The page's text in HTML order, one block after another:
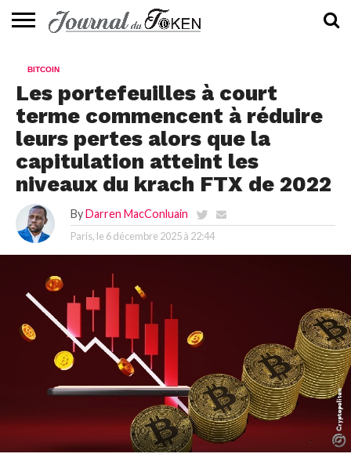
📰
EVALUATION
GUIDE
TENDANCES
À
CONTACTEZ-
BITCOIN
Les portefeuilles à court
terme commencent à réduire
leurs pertes alors que la
capitulation atteint les
niveaux du krach FTX de 2022
By Darren MacConluain
Paris, le 6 décembre 2025 à 22:44